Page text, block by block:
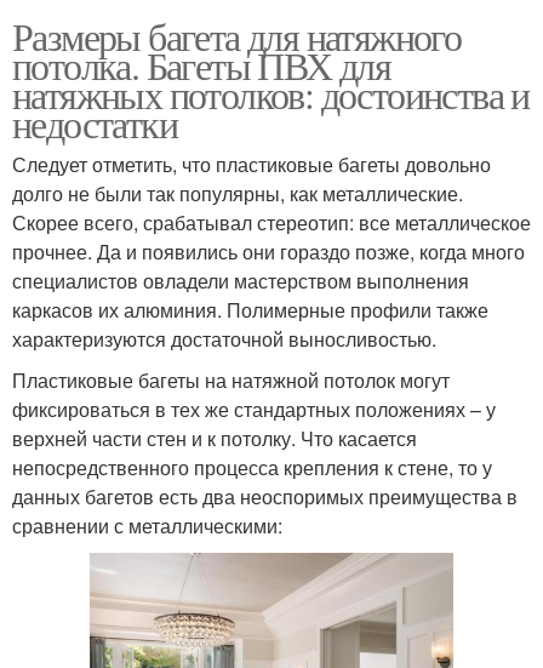
Размеры багета для натяжного
потолка. Багеты ПВХ для
натяжных потолков: достоинства и
недостатки
Следует отметить, что пластиковые багеты довольно
долго не были так популярны, как металлические.
Скорее всего, срабатывал стереотип: все металлическое
прочнее. Да и появились они гораздо позже, когда много
специалистов овладели мастерством выполнения
каркасов их алюминия. Полимерные профили также
характеризуются достаточной выносливостью.
Пластиковые багеты на натяжной потолок могут
фиксироваться в тех же стандартных положениях – у
верхней части стен и к потолку. Что касается
непосредственного процесса крепления к стене, то у
данных багетов есть два неоспоримых преимущества в
сравнении с металлическими: